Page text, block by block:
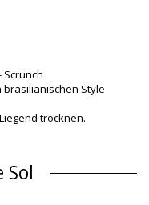
brasilianischen Style
trocknen.
Sol